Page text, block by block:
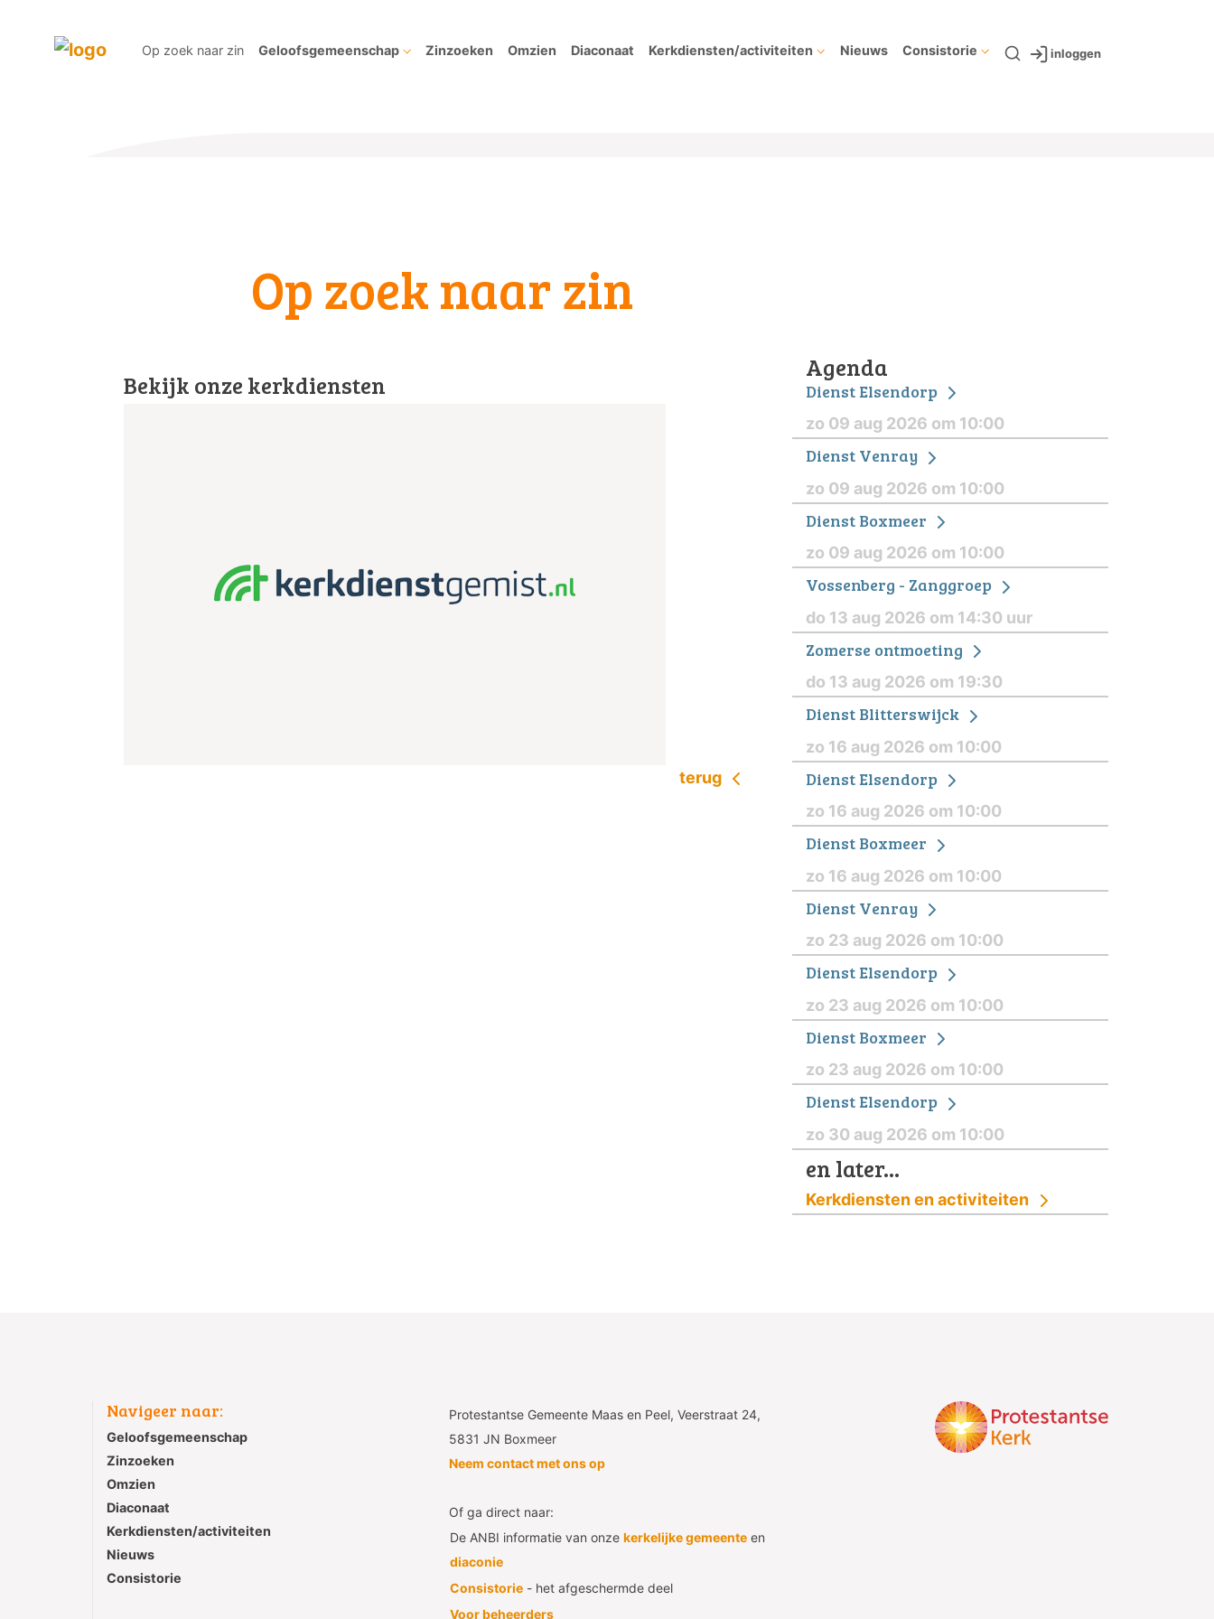
Op zoek naar zin Geloofsgemeenschap Zinzoeken Omzien Diaconaat Kerkdiensten/activiteiten Nieuws Consistorie inloggen
Op zoek naar zin
Bekijk onze kerkdiensten
terug
Agenda
Dienst Elsendorp
zo 09 aug 2026 om 10:00
Dienst Venray
zo 09 aug 2026 om 10:00
Dienst Boxmeer
zo 09 aug 2026 om 10:00
Vossenberg - Zanggroep
do 13 aug 2026 om 14:30 uur
Zomerse ontmoeting
do 13 aug 2026 om 19:30
Dienst Blitterswijck
zo 16 aug 2026 om 10:00
Dienst Elsendorp
zo 16 aug 2026 om 10:00
Dienst Boxmeer
zo 16 aug 2026 om 10:00
Dienst Venray
zo 23 aug 2026 om 10:00
Dienst Elsendorp
zo 23 aug 2026 om 10:00
Dienst Boxmeer
zo 23 aug 2026 om 10:00
Dienst Elsendorp
zo 30 aug 2026 om 10:00
en later...
Kerkdiensten en activiteiten
Navigeer naar:
Geloofsgemeenschap
Zinzoeken
Omzien
Diaconaat
Kerkdiensten/activiteiten
Nieuws
Consistorie
Protestantse Gemeente Maas en Peel, Veerstraat 24,
5831 JN Boxmeer
Neem contact met ons op
Of ga direct naar:
De ANBI informatie van onze kerkelijke gemeenteen
diaconie
Consistorie- het afgeschermde deel
Voor beheerders